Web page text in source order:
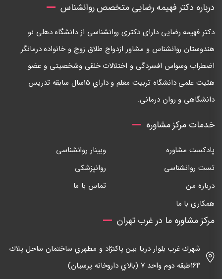
درباره دکتر فهیمه رضایی متخصص روانشناس
دكتر فهيمه رضايی دارای دكتری روانشناسی از دانشگاه دهلی نو
هندوستان روانشناس و مشاور ازدواج طلاق زوج و خانواده درمانگر
اضطراب وسواس افسردگی و اختلالات خلقی وشخصيتی و عضو
هئيت علمی دانشگاه تربيت معلم و داراي ١٥سال سابقه تدريس
دانشگاهی و روان درمانی.
خدمات مرکز مشاوره
پادکست مشاوره
وبینار روانشناسی
تست روانشناسی
روانپزشکی
درباره من
تماس با ما
همکاری با ما
مرکز مشاوره ما در غرب تهران
شهرك غرب بلوار دريا بين پاكنژاد و مطهري ساختمان ساحل پلاك
١٦٤طبقه دوم واحد ٧ (بالاي داروخانه پرسيان)